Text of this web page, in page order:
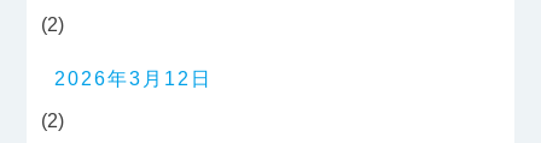
(2)
2026年3月12日
(2)